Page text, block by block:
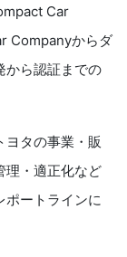
Car
Companyからダ
から認証までの
タの事業・販
理・適正化など
ポートラインに